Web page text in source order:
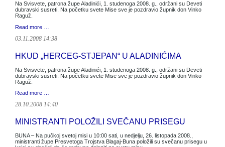
Na Svisvete, patrona župe Aladinići, 1. studenoga 2008. g., održani su Deveti
dubravski susreti. Na početku svete Mise sve je pozdravio župnik don Vinko
Raguž.
Read more …
03.11.2008 14:38
HKUD „HERCEG-STJEPAN“ U ALADINIĆIMA
Na Svisvete, patrona župe Aladinići, 1. studenoga 2008. g., održani su Deveti
dubravski susreti. Na početku svete Mise sve je pozdravio župnik don Vinko
Raguž.
Read more …
28.10.2008 14:40
MINISTRANTI POLOŽILI SVEČANU PRISEGU
BUNA – Na pučkoj svetoj misi u 10:00 sati, u nedjelju, 26. listopada 2008.,
ministranti župe Presvetoga Trojstva Blagaj-Buna položili su svečanu prisegu u